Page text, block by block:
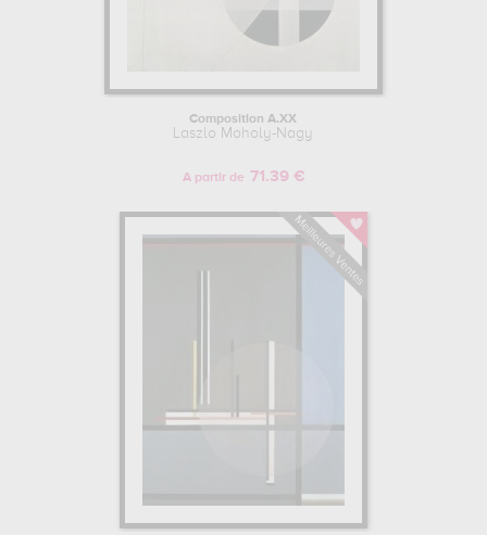
Composition A.XX
Laszlo Moholy-Nagy
A partir de 71.39 €